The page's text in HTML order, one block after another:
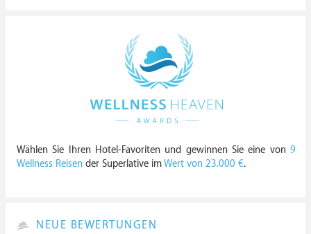
Wählen Sie Ihren Hotel-Favoriten und gewinnen Sie eine von 9
Wellness Reisen der Superlative imWert von 23.000 €.
NEUE BEWERTUNGEN